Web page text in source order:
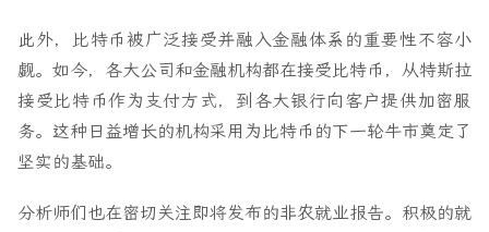
此外，比特币被广泛接受并融入金融体系的重要性不容小
觑。如今，各大公司和金融机构都在接受比特币，从特斯拉
接受比特币作为支付方式，到各大银行向客户提供加密服
务。这种日益增长的机构采用为比特币的下一轮牛市奠定了
坚实的基础。
分析师们也在密切关注即将发布的非农就业报告。积极的就